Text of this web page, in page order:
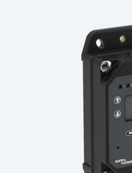
산업용 무선
BARCODE & VISION
REMOTE I/O
MONITORING
PICK-TO-LIGHT
산업용 조명